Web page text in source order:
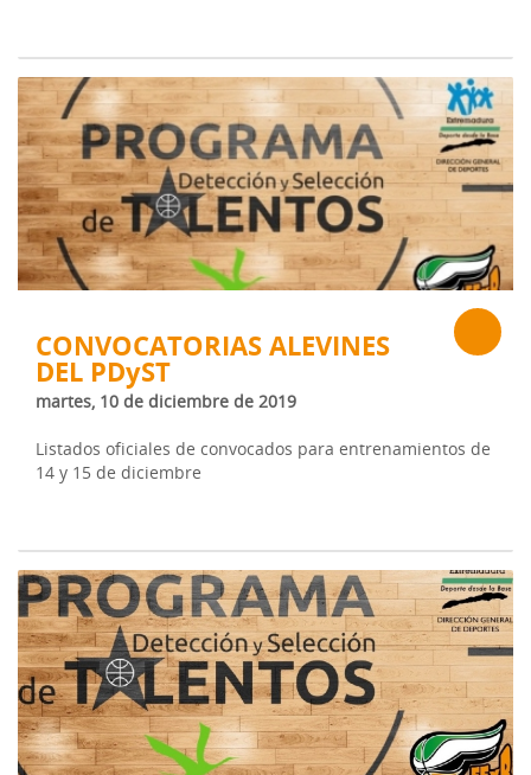
CONVOCATORIAS ALEVINES
DEL PDyST
martes, 10 de diciembre de 2019
Listados oficiales de convocados para entrenamientos de
14 y 15 de diciembre